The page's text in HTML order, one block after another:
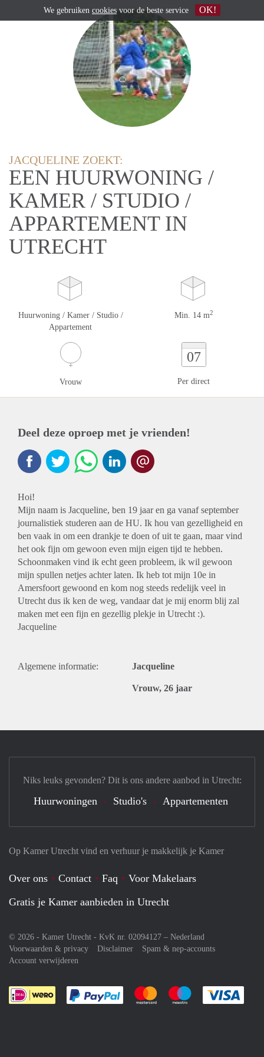
JACQUELINE ZOEKT:
EEN HUURWONING /
KAMER / STUDIO /
APPARTEMENT IN
UTRECHT
Huurwoning / Kamer / Studio /
Appartement
Min. 14 m2
Vrouw
07
Per direct
Deel deze oproep met je vrienden!
Hoi!
Mijn naam is Jacqueline, ben 19 jaar en ga vanaf september
journalistiek studeren aan de HU. Ik hou van gezelligheid en
ben vaak in om een drankje te doen of uit te gaan, maar vind
het ook fijn om gewoon even mijn eigen tijd te hebben.
Schoonmaken vind ik echt geen probleem, ik wil gewoon
mijn spullen netjes achter laten. Ik heb tot mijn 10e in
Amersfoort gewoond en kom nog steeds redelijk veel in
Utrecht dus ik ken de weg, vandaar dat je mij enorm blij zal
maken met een fijn en gezellig plekje in Utrecht :).
Jacqueline
Algemene informatie: Jacqueline
Vrouw, 26 jaar
Op Kamer Utrecht vind en verhuur je makkelijk je Kamer
Over ons Contact Faq
Voor Makelaars
Gratis je Kamer aanbieden in Utrecht
© 2026 - Kamer Utrecht - KvK nr. 02094127 – Nederland
Voorwaarden & privacy
Disclaimer
Spam & nep-accounts
Account verwijderen
Je rekent gemakkelijk af met Paypal
Je rekent gemakkelijk af met
Je rekent
Niks leuks gevonden? Dit is ons andere aanbod in Utrecht:
Huurwoningen Studio's Appartementen
We gebruiken cookies voor de beste service OK!